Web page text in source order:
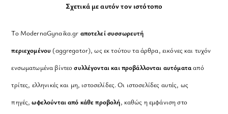
Σχετικά με αυτόν τον ιστότοπο
Το ModernaGynaika.gr αποτελεί συσσωρευτή
περιεχομένου (aggregator), ως εκ τούτου τα άρθρα, εικόνες και τυχόν
ενσωματωμένα βίντεοσυλλέγονται και προβάλλονται αυτόματααπό
τρίτες, ελληνικές και μη, ιστοσελίδες. Οι ιστοσελίδες αυτές, ως
πηγές,ωφελούνται από κάθε προβολή, καθώς η εμφάνιση στο